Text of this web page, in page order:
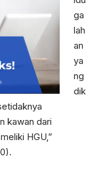
ga
lah
an
ya
ng
dik
kawan dari
HGU,”